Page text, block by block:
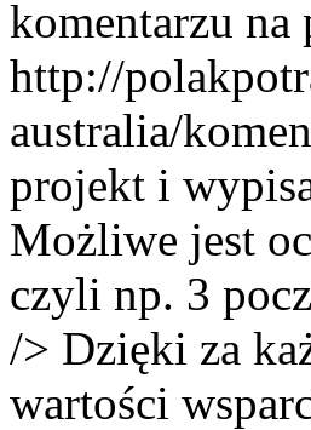
komentarzu
http://
australia/
projekt i
Możliwe jest
czyli np. 3
/> Dzięki za
wartości